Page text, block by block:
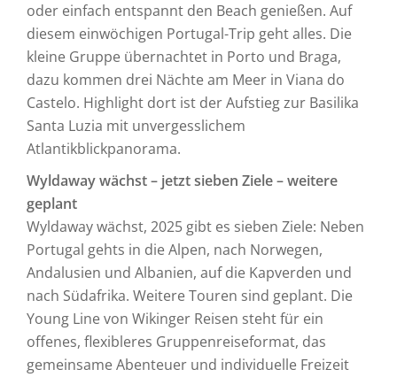
oder einfach entspannt den Beach genießen. Auf
diesem einwöchigen Portugal-Trip geht alles. Die
kleine Gruppe übernachtet in Porto und Braga,
dazu kommen drei Nächte am Meer in Viana do
Castelo. Highlight dort ist der Aufstieg zur Basilika
Santa Luzia mit unvergesslichem
Atlantikblickpanorama.
Wyldaway wächst – jetzt sieben Ziele – weitere
geplant
Wyldaway wächst, 2025 gibt es sieben Ziele: Neben
Portugal gehts in die Alpen, nach Norwegen,
Andalusien und Albanien, auf die Kapverden und
nach Südafrika. Weitere Touren sind geplant. Die
Young Line von Wikinger Reisen steht für ein
offenes, flexibleres Gruppenreiseformat, das
gemeinsame Abenteuer und individuelle Freizeit